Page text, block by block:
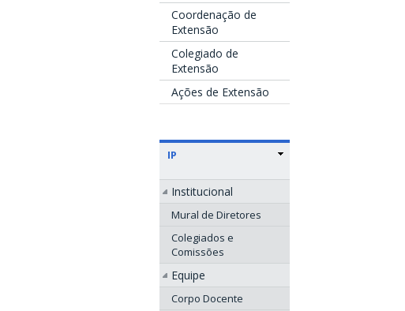
Coordenação de
Extensão
Colegiado de
Extensão
Ações de Extensão
IP
Institucional
Mural de Diretores
Colegiados e
Comissões
Equipe
Corpo Docente